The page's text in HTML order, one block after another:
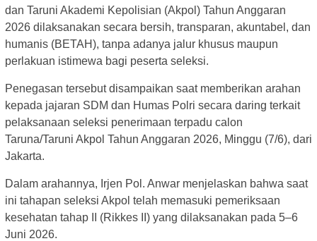
dan Taruni Akademi Kepolisian (Akpol) Tahun Anggaran
2026 dilaksanakan secara bersih, transparan, akuntabel, dan
humanis (BETAH), tanpa adanya jalur khusus maupun
perlakuan istimewa bagi peserta seleksi.
Penegasan tersebut disampaikan saat memberikan arahan
kepada jajaran SDM dan Humas Polri secara daring terkait
pelaksanaan seleksi penerimaan terpadu calon
Taruna/Taruni Akpol Tahun Anggaran 2026, Minggu (7/6), dari
Jakarta.
Dalam arahannya, Irjen Pol. Anwar menjelaskan bahwa saat
ini tahapan seleksi Akpol telah memasuki pemeriksaan
kesehatan tahap II (Rikkes II) yang dilaksanakan pada 5–6
Juni 2026.